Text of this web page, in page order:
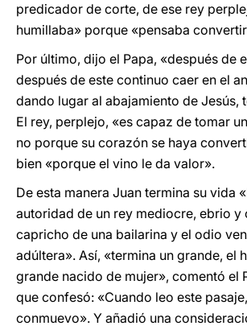
predicador de corte, de ese rey
humillaba» porque «pensaba
Por último, dijo el Papa, «después de
después de este continuo caer en el
dando lugar al abajamiento de Jesús,
El rey, perplejo, «es capaz de tomar
no porque su corazón se haya
bien «porque el vino le da valor».
De esta manera Juan termina su vida
autoridad de un rey mediocre, ebrio y
capricho de una bailarina y el odio
adúltera». Así, «termina un grande, el
grande nacido de mujer», comentó el
que confesó: «Cuando leo este
conmuevo». Y añadió una